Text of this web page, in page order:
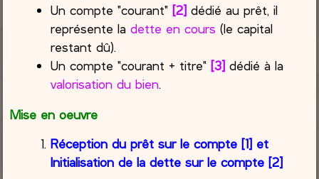
Un compte "courant"[2] dédié au prêt, il
représente ladette en cours (le capital
restant dû).
Un compte "courant + titre"[3] dédié à la
valorisation du bien.
Mise en oeuvre
Réception du prêt sur le compte [1] et
Initialisation de la dette sur le compte [2]